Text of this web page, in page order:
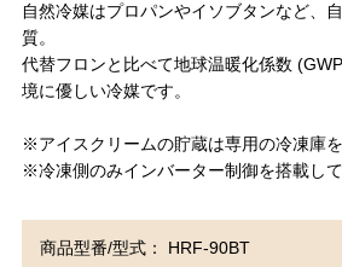
自然冷媒はプロパンやイソブタンなど、
質。
代替フロンと比べて地球温暖化係数
境に優しい冷媒です。
※アイスクリームの貯蔵は専用の冷凍庫を
※冷凍側のみインバーター制御を搭載して
商品型番/型式： HRF-90BT